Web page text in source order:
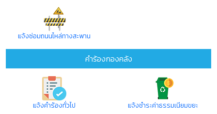
แจ้งซ่อมถนนไหล่ทางสะพาน
คำร้องกองคลัง
แจ้งคำร้องทั่วไป แจ้งชำระค่าธรรมเนียมขยะ